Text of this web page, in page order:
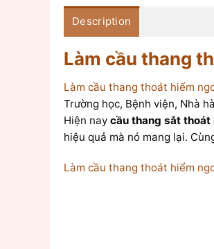
Description
Làm cầu thang
Làm cầu thang thoát hiểm
Trường học, Bệnh viện, Nhà
Hiện nay cầu thang sắt thoát
hiệu quả mà nó mang lại.
Làm cầu thang thoát hiểm